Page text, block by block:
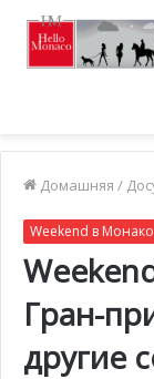
Домашняя /
Weekend в Монако
Гран-
другие